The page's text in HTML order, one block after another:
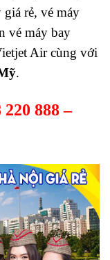
rẻ, vé máy
vé máy bay
Air cùng với
.
220 888 –